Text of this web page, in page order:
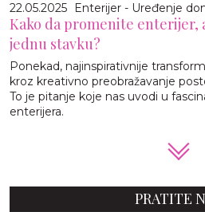
22.05.2025 Enterijer - Uređenje
Kako da promenite enterijer,
jednu stavku?
Ponekad, najinspirativnije
kroz kreativno preobražavanje
To je pitanje koje nas uvodi u
enterijera.
PRATITE